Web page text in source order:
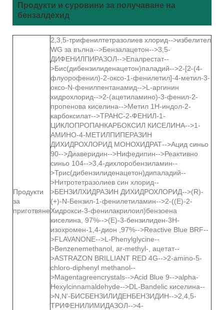
Продукти и суровини за получаване на
бензалдехид
Продукти
за
приготвяне
2,3,5-трифенилтетразолиев хлорид-->избелител
WG за вълна-->Бензалацетон-->3,5-
ДИФЕНИЛПИРАЗОЛ-->Епалрестат--
>Бис(дибензилиденацетон)паладий-->2-[2-(4-
флуорофенил)-2-оксо-1-фенилетил]-4-метил-3-
оксо-N-фенилпентанамид-->L-аргинин
хидрохлорид-->2-(ацетиламино)-3-фенил-2-
пропенова киселина-->Метил 1Н-индол-2-
карбоксилат-->ТРАНС-2-ФЕНИЛ-1-
ЦИКЛОПРОПАНКАРБОКСИЛ КИСЕЛИНА-->1-
АМИНО-4-МЕТИЛПИПЕРАЗИН
ДИХИДРОХЛОРИД МОНОХИДРАТ-->Ацид синьо
90-->Диаверидин-->Нифедипин-->Реактивно
синьо 104-->3,4-дихлоробензиламин--
>Трис(дибензилиденацетон)дипаладий--
>Нитротетразолиев син хлорид--
>БЕНЗИЛХИДРАЗИН ДИХИДРОХЛОРИД-->(R)-
(+)-N-Бензил-1-фенилетиламин-->2-((E)-2-
Хидрокси-3-фенилакрилоил)бензоена
киселина, 97%-->(Е)-3-бензилиден-3Н-
изохромен-1,4-дион ,97%-->Reactive Blue BRF--
>FLAVANONE-->L-Phenylglycine--
>Benzenemethanol, ar-methyl-, ацетат--
>ASTRAZON BRILLIANT RED 4G-->2-amino-5-
chloro-diphenyl methanol--
>Magentagreencrystals-->Acid Blue 9-->alpha-
Hexylcinnamaldehyde-->DL-Bandelic киселина--
>N,N'-БИСБЕНЗИЛИДЕНБЕНЗИДИН-->2,4,5-
ТРИФЕНИЛИМИДАЗОЛ-->4-